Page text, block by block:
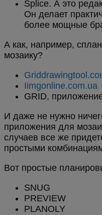
Splice. А это
Он делает
более мощные
А как, например,
мозаику?
Iimgonline.com.ua
GRID,
И даже не нужно
приложения для
случаев все же
простыми
Вот простые
SNUG
PREVIEW
PLANOLY